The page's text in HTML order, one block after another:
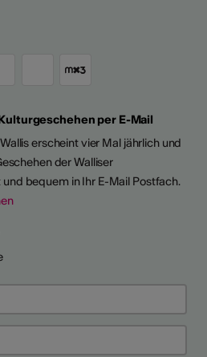
per E-Mail
erscheint vier Mal jährlich und
der Walliser
bequem in Ihr E-Mail Postfach.